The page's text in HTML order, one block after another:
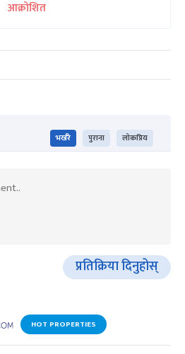
आक्रोशित
भर्खरै पुराना लोकप्रिय
प्रतिक्रिया दिनुहोस्
HOT PROPERTIES